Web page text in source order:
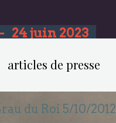
- 24 juin 2023
articles de presse
du Roi 5/10/2012